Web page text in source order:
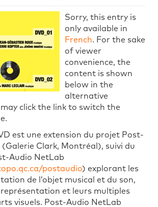
Sorry, this entry is
only available in
French. For the sake
of viewer
convenience, the
content is shown
below in the
alternative
may click the link to switch the
est une extension du projet Post-
Clark, Montréal), suivi du
Audio NetLab
postaudio) explorant les
de l’objet musical et du son,
représentation et leurs multiples
visuels. Post-Audio NetLab